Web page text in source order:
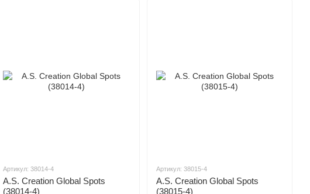
Артикул: 38014-4
A.S. Creation Global Spots
(38014-4)
Артикул: 38015-4
A.S. Creation Global Spots
(38015-4)